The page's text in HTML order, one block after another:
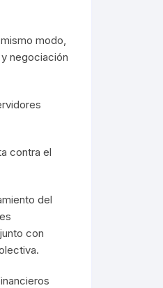
modo,
negociación
contra el
del
con